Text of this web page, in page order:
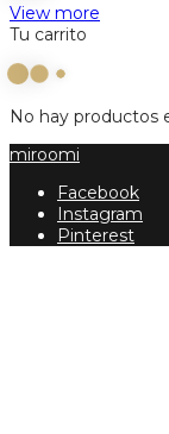
View more
Tu carrito
No hay productos
miroomi
Facebook
Instagram
Pinterest